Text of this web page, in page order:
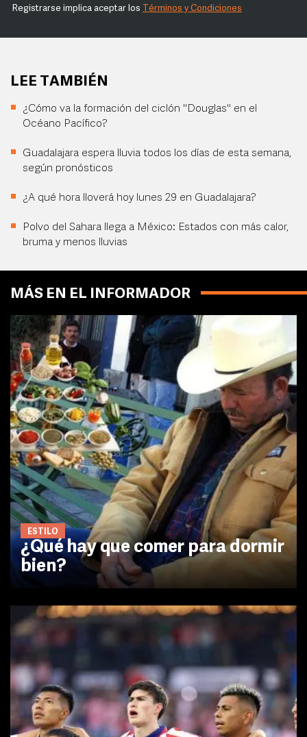
Registrarse implica aceptar los Términos y Condiciones
LEE TAMBIÉN
¿Cómo va la formación del ciclón "Douglas" en el
Océano Pacífico?
Guadalajara espera lluvia todos los días de esta semana,
según pronósticos
¿A qué hora lloverá hoy lunes 29 en Guadalajara?
Polvo del Sahara llega a México: Estados con más calor,
bruma y menos lluvias
MÁS EN EL INFORMADOR
ESTILO
¿Qué hay que comer para dormir
bien?